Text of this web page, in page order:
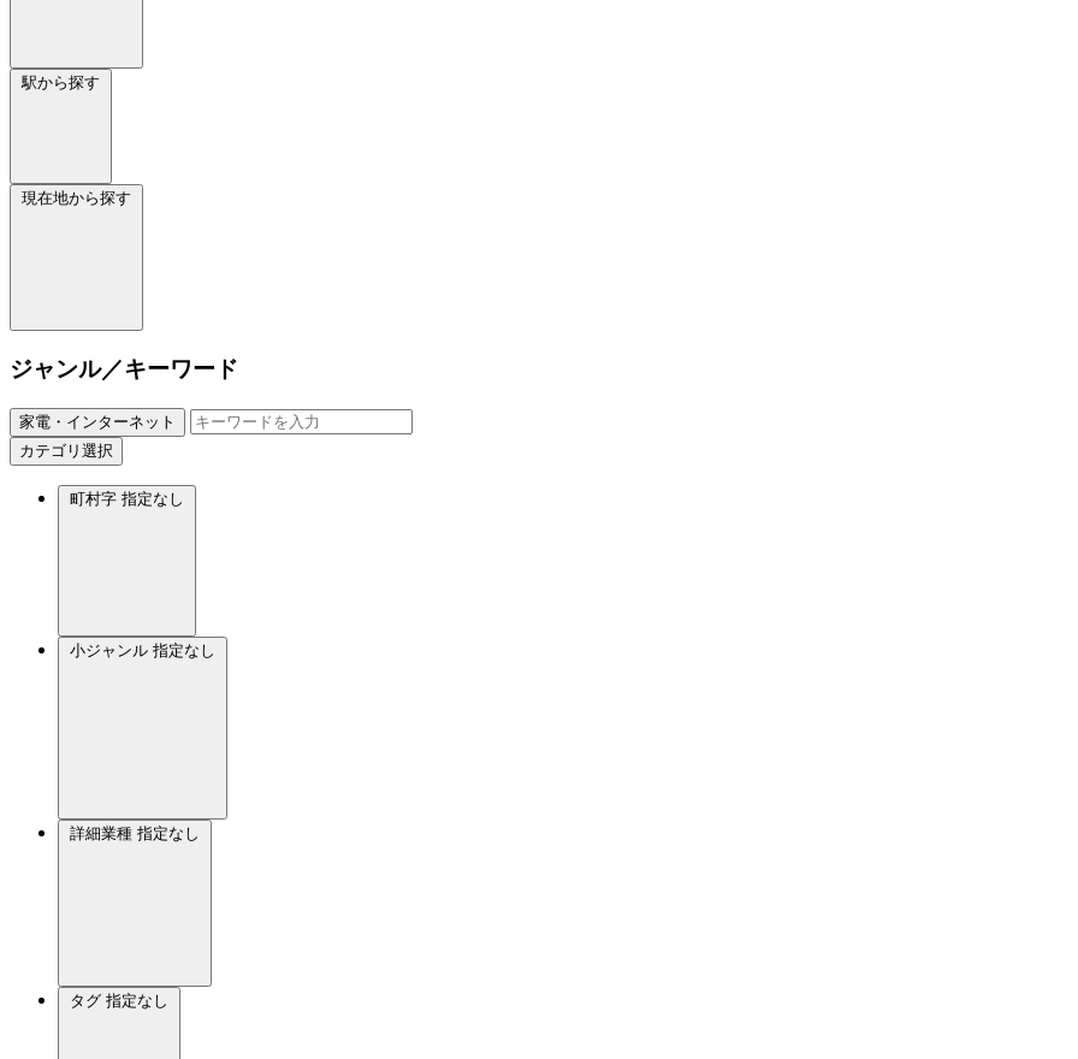
駅から探す
現在地から探す
ジャンル／キーワード
家電・インターネット
カテゴリ選択
町村字 指定なし
小ジャンル 指定なし
詳細業種 指定なし
タグ 指定なし